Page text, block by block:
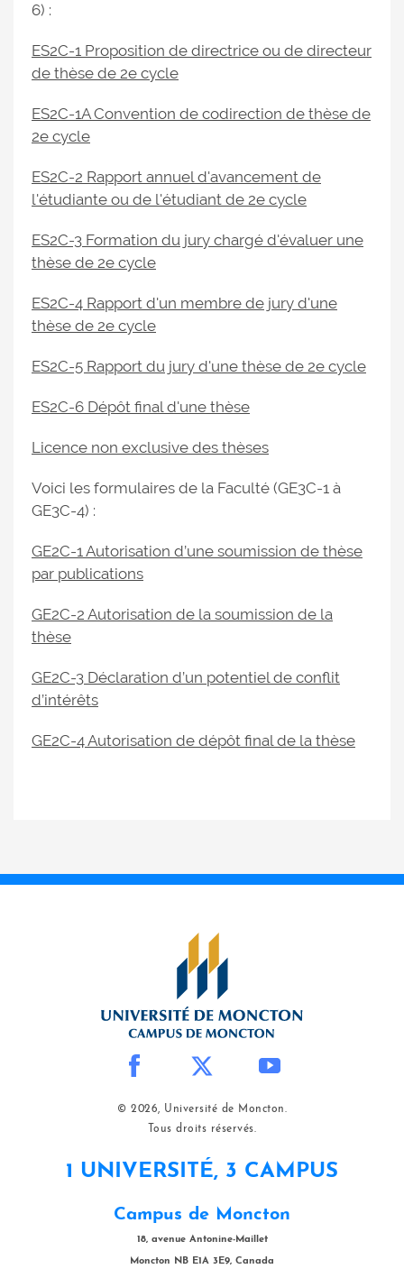
6) :
ES2C-1 Proposition de directrice ou de directeur
de thèse de 2e cycle
ES2C-1A Convention de codirection de thèse de
2e cycle
ES2C-2 Rapport annuel d'avancement de
l'étudiante ou de l'étudiant de 2e cycle
ES2C-3 Formation du jury chargé d'évaluer une
thèse de 2e cycle
ES2C-4 Rapport d'un membre de jury d'une
thèse de 2e cycle
ES2C-5 Rapport du jury d'une thèse de 2e cycle
ES2C-6 Dépôt final d'une thèse
Licence non exclusive des thèses
Voici les formulaires de la Faculté (GE3C-1 à
GE3C-4) :
GE2C-1 Autorisation d’une soumission de thèse
par publications
GE2C-2 Autorisation de la soumission de la
thèse
GE2C-3 Déclaration d’un potentiel de conflit
d’intérêts
GE2C-4 Autorisation de dépôt final de la thèse
© 2026, Université de Moncton.
Tous droits réservés.
1 UNIVERSITÉ, 3 CAMPUS
Campus de Moncton
18, avenue Antonine-Maillet
Moncton NB E1A 3E9, Canada